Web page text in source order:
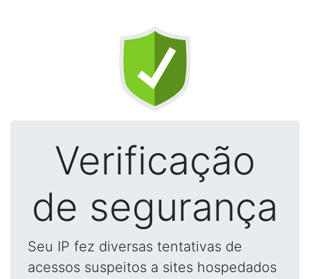
Verificação
de segurança
Seu IP fez diversas tentativas de
acessos suspeitos a sites hospedados